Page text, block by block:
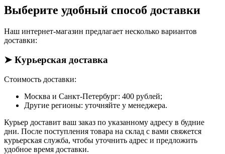
Выберите удобный способ доставки
Наш интернет-магазин предлагает несколько вариантов
доставки:
➤ Курьерская доставка
Стоимость доставки:
Москва и Санкт-Петербург: 400 рублей;
Другие регионы: уточняйте у менеджера.
Курьер доставит ваш заказ по указанному адресу в будние
дни. После поступления товара на склад с вами свяжется
курьерская служба, чтобы уточнить адрес и предложить
удобное время доставки.